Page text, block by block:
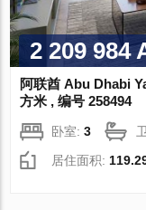
2 209 984
阿联酋 Abu Dhabi
方米 , 编号 258494
卧室:3
居住面积: